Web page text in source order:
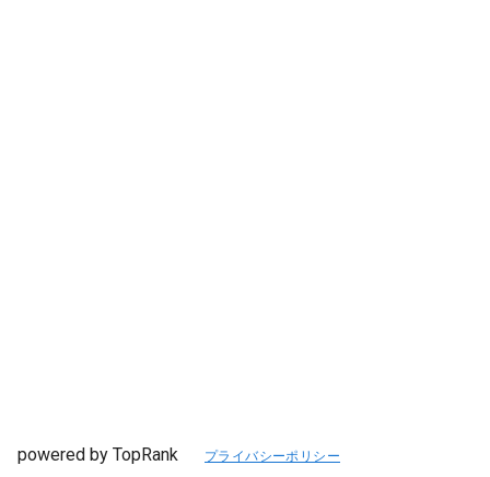
powered by TopRank プライバシーポリシー